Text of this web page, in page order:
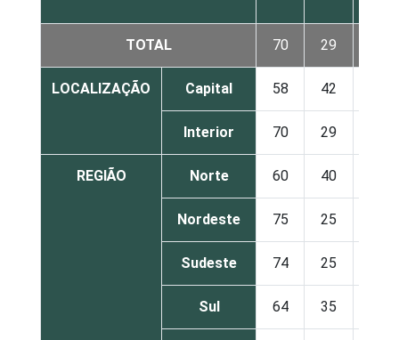
TOTAL 70 29
LOCALIZAÇÃO Capital 58 42
Interior 70 29
REGIÃO Norte 60 40
Nordeste 75 25
Sudeste 74 25
Sul 64 35